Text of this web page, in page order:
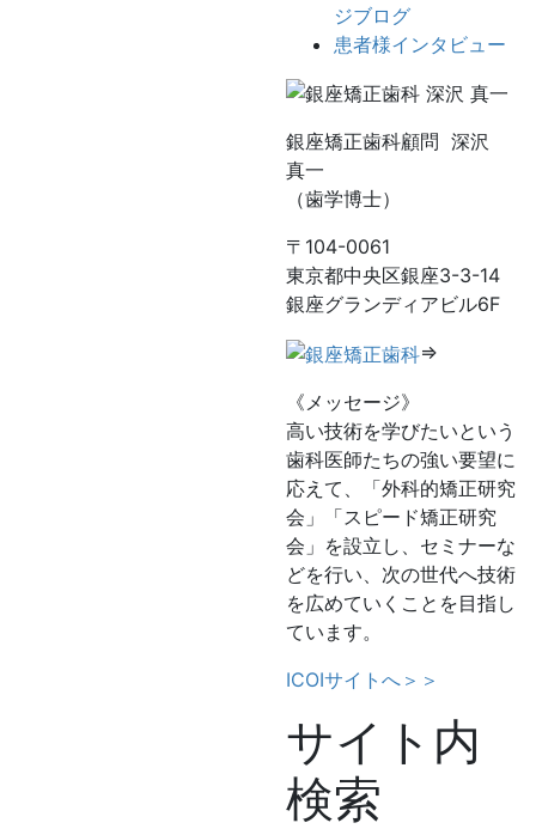
ジブログ
患者様インタビュー
銀座矯正歯科顧問 深沢
真一
（歯学博士）
〒104-0061
東京都中央区銀座3-3-14
銀座グランディアビル6F
⇒
《メッセージ》
高い技術を学びたいという
歯科医師たちの強い要望に
応えて、「外科的矯正研究
会」「スピード矯正研究
会」を設立し、セミナーな
どを行い、次の世代へ技術
を広めていくことを目指し
ています。
ICOIサイトへ＞＞
サイト内
検索